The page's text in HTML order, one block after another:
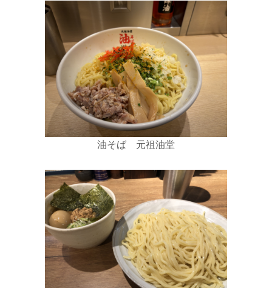
油そば 元祖油堂